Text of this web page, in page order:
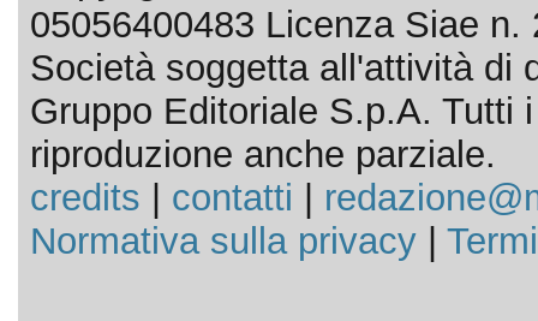
05056400483 Licenza Siae n.
Società soggetta all'attività di
Gruppo Editoriale S.p.A. Tutti
riproduzione anche parziale.
credits
contatti
Normativa sulla privacy|